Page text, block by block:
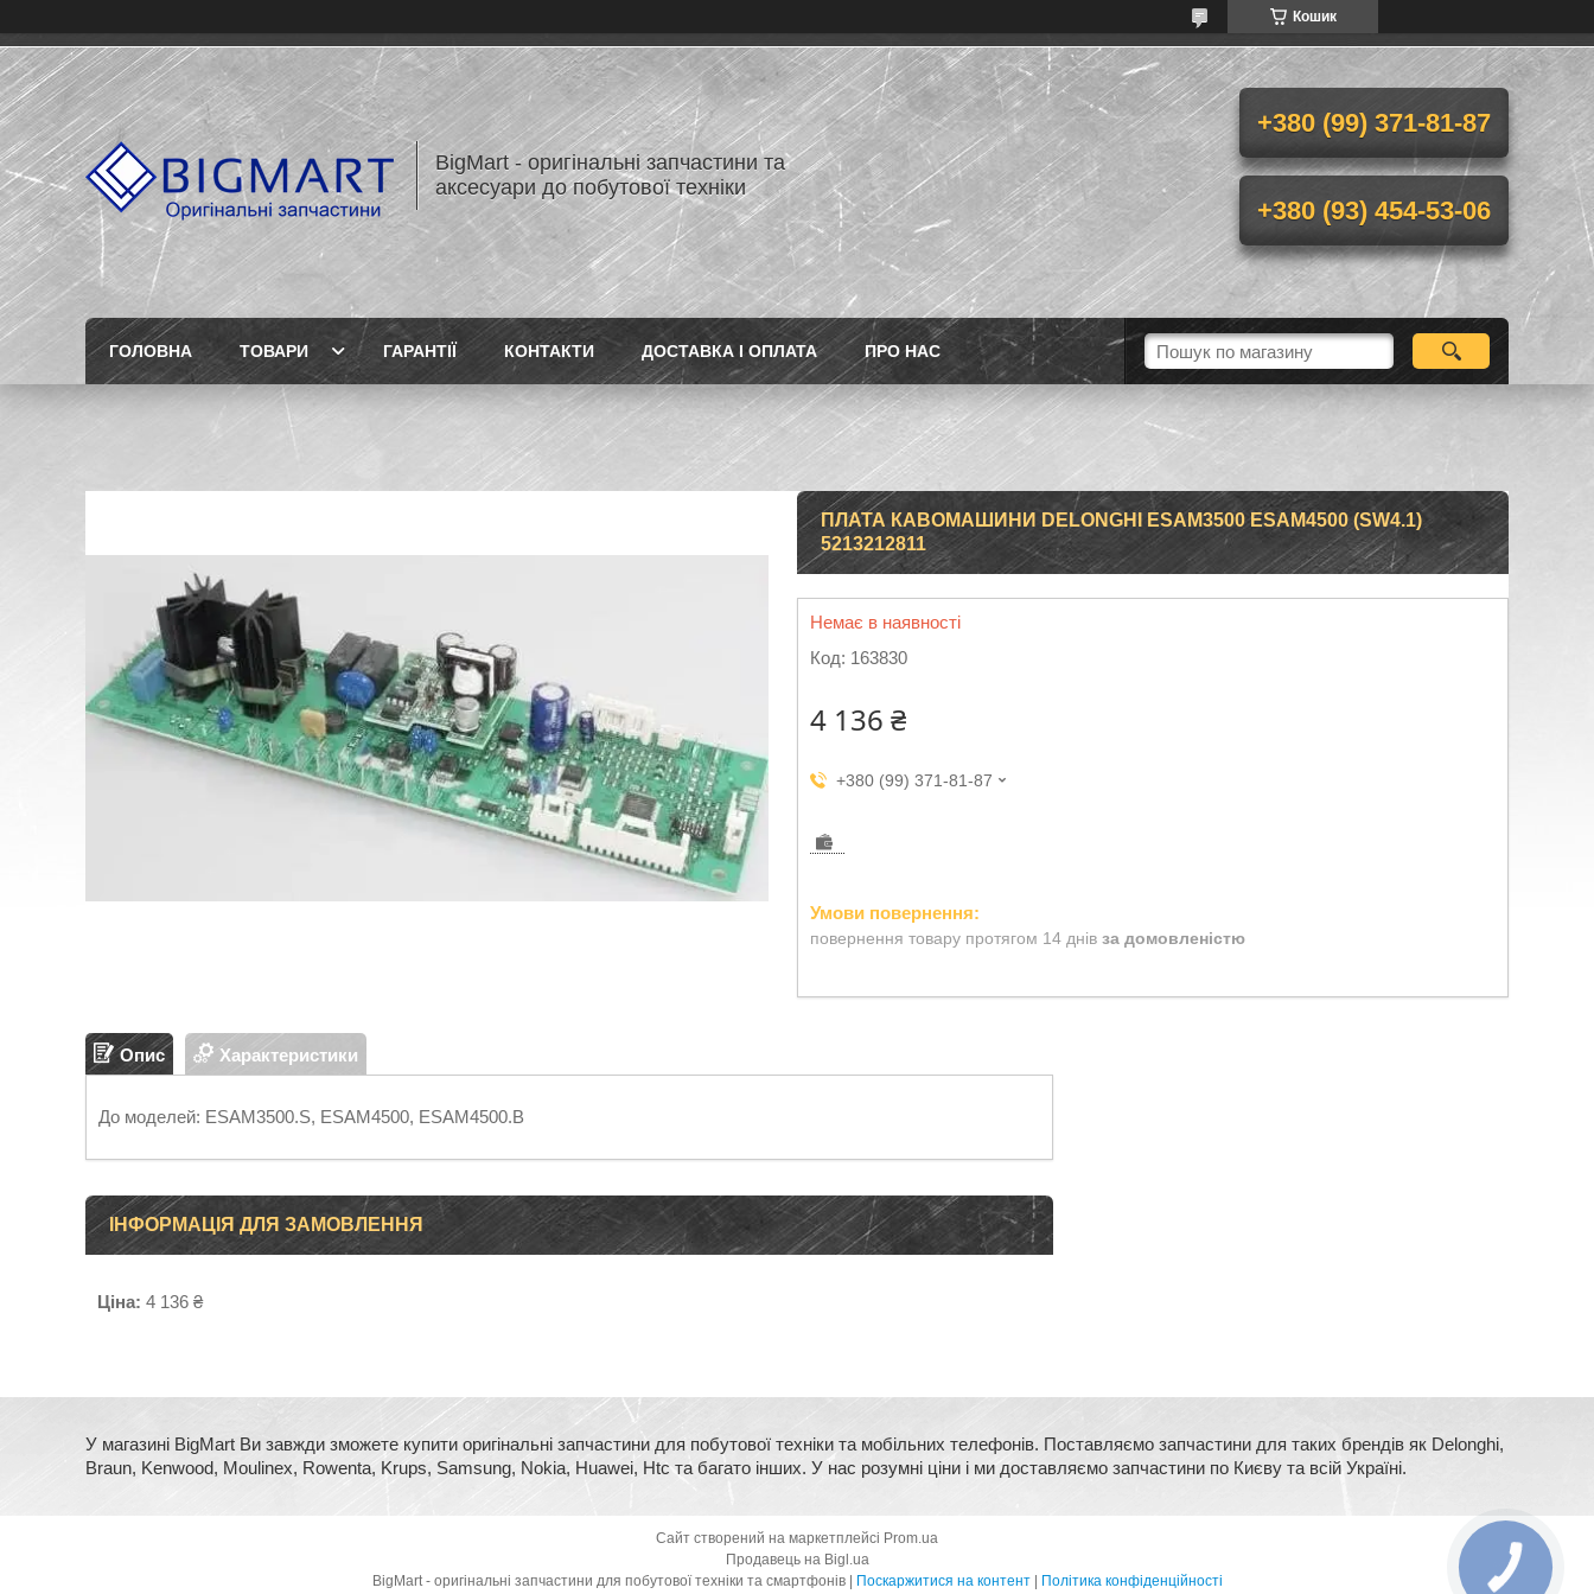
Кошик
BigMart - оригінальні запчастини та
аксесуари до побутової техніки
+380 (99) 371-81-87
+380 (93) 454-53-06
ГОЛОВНА ТОВАРИ ГАРАНТІЇ КОНТАКТИ ДОСТАВКА І ОПЛАТА ПРО НАС
ПЛАТА КАВОМАШИНИ DELONGHI ESAM3500 ESAM4500 (SW4.1)
5213212811
Немає в наявності
Код: 163830
4 136 ₴
+380 (99) 371-81-87
повернення товару протягом 14 днів за домовленістю
Опис Характеристики
До моделей: ESAM3500.S, ESAM4500, ESAM4500.B
ІНФОРМАЦІЯ ДЛЯ ЗАМОВЛЕННЯ
Ціна: 4 136 ₴
У магазині BigMart Ви завжди зможете купити оригінальні запчастини для побутової техніки та мобільних телефонів. Поставляємо запчастини для таких брендів як Delonghi,
Braun, Kenwood, Moulinex, Rowenta, Krups, Samsung, Nokia, Huawei, Htc та багато інших. У нас розумні ціни і ми доставляємо запчастини по Києву та всій Україні.
Сайт створений на маркетплейсі Prom.ua
Продавець на Bigl.ua
Поскаржитися на контент Політика конфіденційності